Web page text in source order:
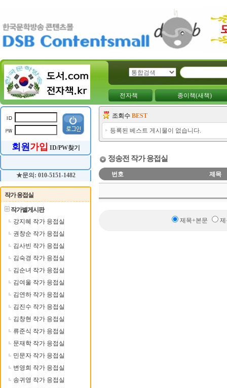
전자책 종이책(새책)
회원가입 ID/PW찾기
★문의: 010-5151-1482
작가 응접실
작가별게시판
강지혜 작가 응접실
권창순 작가 응접실
김사빈 작가 응접실
김숙경 작가 응접실
김순녀 작가 응접실
김여울 작가 응접실
김연하 작가 응접실
김진수 작가 응접실
김창현 작가 응접실
류준식 작가 응접실
문재학 작가 응접실
민문자 작가 응접실
변영희 작가 응접실
송귀영 작가 응접실
조회수 BEST
등록된 베스트 게시물이 없습니다.
정송전 작가 응접실
번호 제목
제목+본문 제